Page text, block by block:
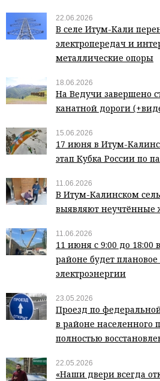
22.06.2026
В селе Итум-Кали
электропередач и
металлические опоры
18.06.2026
На Ведучи завершено
канатной дороги
15.06.2026
17 июня в Итум-
этап Кубка России по
11.06.2026
В Итум-Калинском
выявляют
11.06.2026
11 июня с 9:00 до
районе будет
электроэнергии
23.05.2026
Проезд по
в районе населенного
полностью
22.05.2026
«Наши двери всегда